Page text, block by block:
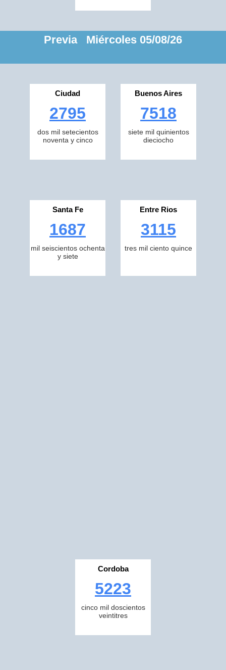
Previa Miércoles 05/08/26
Ciudad
2795
dos mil setecientos
noventa y cinco
Buenos Aires
7518
siete mil quinientos
dieciocho
Santa Fe
1687
mil seiscientos ochenta
y siete
Entre Rios
3115
tres mil ciento quince
Cordoba
5223
cinco mil doscientos
veintitres